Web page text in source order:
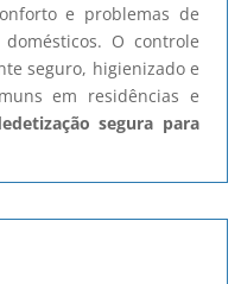
e problemas de
O controle
seguro, higienizado e
em residências e
segura para